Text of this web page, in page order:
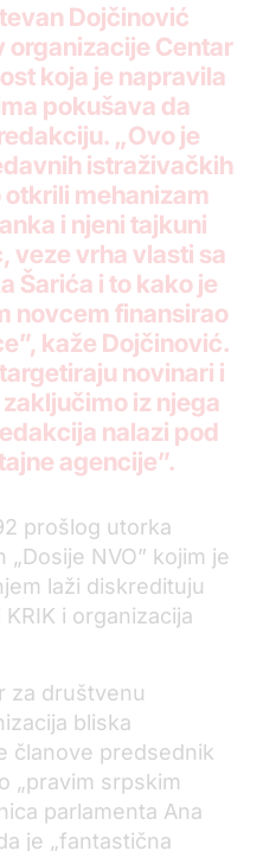
Dojčinović
organizacije Centar
koja je napravila
pokušava da
„Ovo je
istraživačkih
mehanizam
i njeni tajkuni
veze vrha vlasti sa
Šarića i to kako je
novcem finansirao
kaže Dojčinović.
novinari i
iz njega
nalazi pod
agencije”.
prošlog utorka
NVO” kojim je
laži diskredituju
i organizacija
za društvenu
bliska
članove predsednik
„pravim srpskim
parlamenta Ana
je „fantastična